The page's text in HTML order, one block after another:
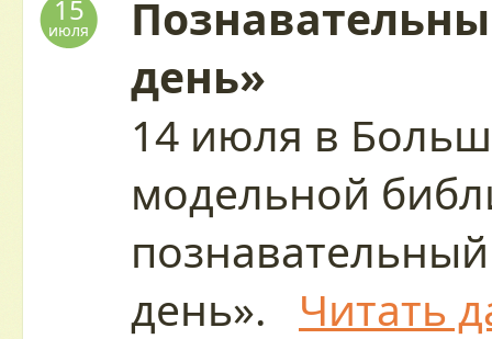
15
июля
день»
14 июля в
модельной
день». Читать